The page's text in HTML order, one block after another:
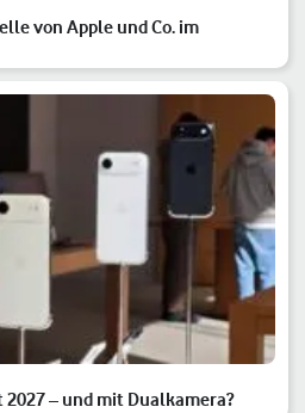
von Apple und Co. im
2027 – und mit Dualkamera?